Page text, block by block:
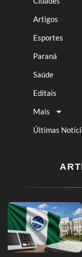
Artigos
Esportes
Paraná
Saúde
Editais
Mais
Últimas